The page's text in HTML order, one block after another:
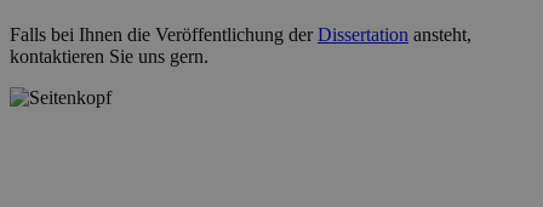
Falls bei Ihnen die Veröffentlichung derDissertation ansteht,
kontaktieren Sie uns gern.